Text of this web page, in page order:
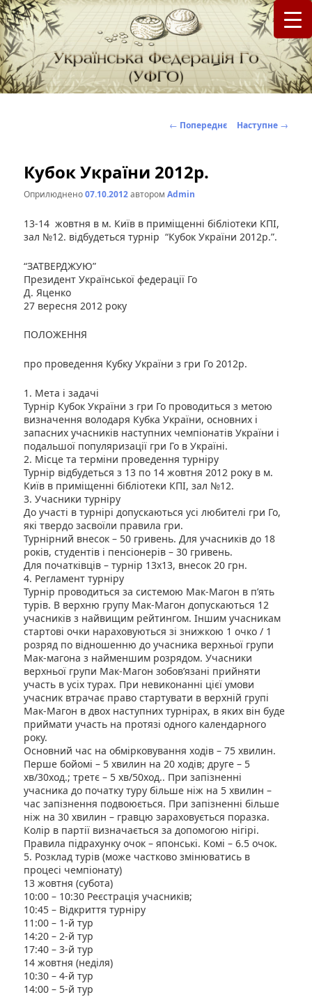
Українська Федерація Го (УФГО)
федерація Го (Бадук, Вейці) в Україні
Навігація
← Попереднє Наступне →
Кубок України 2012р.
Оприлюднено07.10.2012авторомAdmin
13-14 жовтня в м. Київ в приміщенні бібліотеки КПІ,
зал №12. відбудеться турнір “Кубок України 2012р.”.
“ЗАТВЕРДЖУЮ”
Президент Української федерації Го
Д. Яценко
27 вересня 2012 року
ПОЛОЖЕННЯ
про проведення Кубку України з гри Го 2012р.
1. Мета і задачі
Турнір Кубок України з гри Го проводиться з метою
визначення володаря Кубка України, основних і
запасних учасників наступних чемпіонатів України і
подальшої популяризації гри Го в Україні.
2. Місце та терміни проведення турніру
Турнір відбудеться з 13 по 14 жовтня 2012 року в м.
Київ в приміщенні бібліотеки КПІ, зал №12.
3. Учасники турніру
До участі в турнірі допускаються усі любителі гри Го,
які твердо засвоїли правила гри.
Турнірний внесок – 50 гривень. Для учасників до 18
років, студентів і пенсіонерів – 30 гривень.
Для початківців – турнір 13х13, внесок 20 грн.
4. Регламент турніру
Турнір проводиться за системою Мак-Магон в п’ять
турів. В верхню групу Мак-Магон допускаються 12
учасників з найвищим рейтингом. Іншим учасникам
стартові очки нараховуються зі знижкою 1 очко / 1
розряд по відношенню до учасника верхньої групи
Мак-магона з найменшим розрядом. Учасники
верхньої групи Мак-Магон зобов’язані прийняти
участь в усіх турах. При невиконанні цієї умови
учасник втрачає право стартувати в верхній групі
Мак-Магон в двох наступних турнірах, в яких він буде
приймати участь на протязі одного календарного
року.
Основний час на обмірковування ходів – 75 хвилин.
Перше бойомі – 5 хвилин на 20 ходів; друге – 5
хв/30ход.; третє – 5 хв/50ход.. При запізненні
учасника до початку туру більше ніж на 5 хвилин –
час запізнення подвоюється. При запізненні більше
ніж на 30 хвилин – гравцю зараховується поразка.
Колір в партії визначається за допомогою нігірі.
Правила підрахунку очок – японські. Комі – 6.5 очок.
5. Розклад турів (може частково змінюватись в
процесі чемпіонату)
13 жовтня (субота)
10:00 – 10:30 Реєстрація учасників;
10:45 – Відкриття турніру
11:00 – 1-й тур
14:20 – 2-й тур
17:40 – 3-й тур
14 жовтня (неділя)
10:30 – 4-й тур
14:00 – 5-й тур